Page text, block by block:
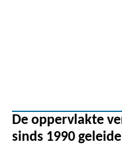
De oppervlakte
sinds 1990